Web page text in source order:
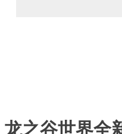
之谷世界全